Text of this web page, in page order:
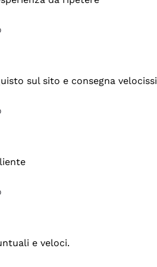
sul sito e consegna
e veloci.